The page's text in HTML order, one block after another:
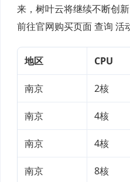
来，树叶云将继续不断创
前往官网购买页面 查询 活
地区 CPU
南京 2核
南京 4核
南京 4核
南京 8核